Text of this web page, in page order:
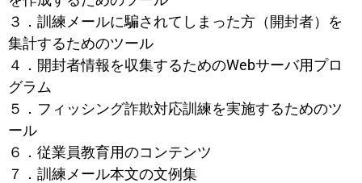
３．訓練メールに騙されてしまった方（開封者）を
集計するためのツール
４．開封者情報を収集するためのWebサーバ用プロ
グラム
５．フィッシング詐欺対応訓練を実施するためのツ
ール
６．従業員教育用のコンテンツ
７．訓練メール本文の文例集